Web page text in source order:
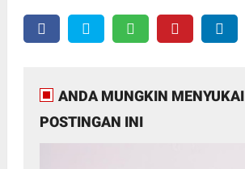
ANDA MUNGKIN MENYUKAI
POSTINGAN INI